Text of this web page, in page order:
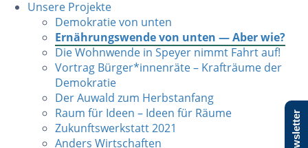
Unsere Projekte
Demokratie von unten
Ernährungswende von unten — Aber wie?
Die Wohnwende in Speyer nimmt Fahrt auf!
Vortrag Bürger*innenräte – Krafträume der
Demokratie
Der Auwald zum Herbstanfang
Raum für Ideen – Ideen für Räume
Zukunftswerkstatt 2021
Anders Wirtschaften
Newsletter